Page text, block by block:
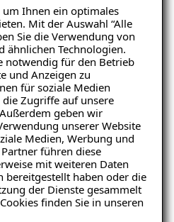
Ihnen ein optimales
Mit der Auswahl “Alle
Sie die Verwendung von
ähnlichen Technologien.
notwendig für den Betrieb
und Anzeigen zu
für soziale Medien
Zugriffe auf unsere
geben wir
unserer Website
Medien, Werbung und
führen diese
mit weiteren Daten
bereitgestellt haben oder die
der Dienste gesammelt
finden Sie in unseren
spielt nicht nur
Viele Hersteller
aufgrund ihrer
Farben. So wird für
eine andere Flexibilität
in Grünflächen
des jeweiligen
man bereits an der Art der
aus Rollenware
hilft eine